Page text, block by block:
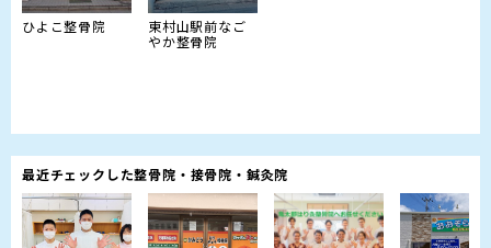
ひよこ整骨院
東村山駅前なご
やか整骨院
最近チェックした整骨院・接骨院・鍼灸院